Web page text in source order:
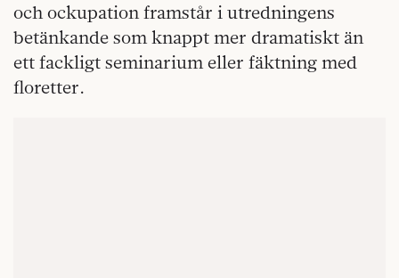
och ockupation framstår i utredningens
betänkande som knappt mer dramatiskt än
ett fackligt seminarium eller fäktning med
floretter.